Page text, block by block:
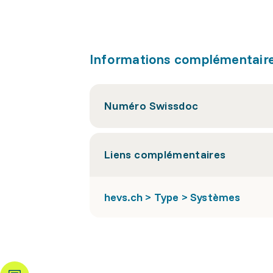
Informations
Numéro Swissdoc
Liens complémentaires
hevs.ch > Type > Systèmes